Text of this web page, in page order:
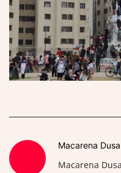
Macarena
Macarena